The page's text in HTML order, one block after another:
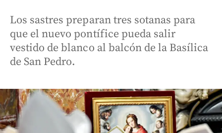
Los sastres preparan tres sotanas para
que el nuevo pontífice pueda salir
vestido de blanco al balcón de la Basílica
de San Pedro.